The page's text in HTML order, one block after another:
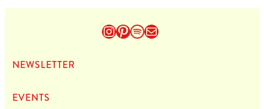
Instagram
Pinterest
Spotify
E-Mail
NEWS­LET­TER
EVENTS